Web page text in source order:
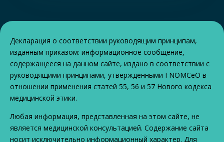
Декларация о соответствии руководящим принципам,
изданным приказом: информационное сообщение,
содержащееся на данном сайте, издано в соответствии с
руководящими принципами, утвержденными FNOMCeO в
отношении применения статей 55, 56 и 57 Нового кодекса
медицинской этики.
Любая информация, представленная на этом сайте, не
является медицинской консультацией. Содержание сайта
носит исключительно информационный характер. Для